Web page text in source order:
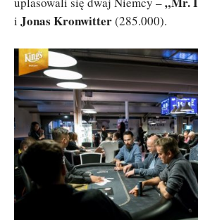
i Jonas Kronwitter(285.000).